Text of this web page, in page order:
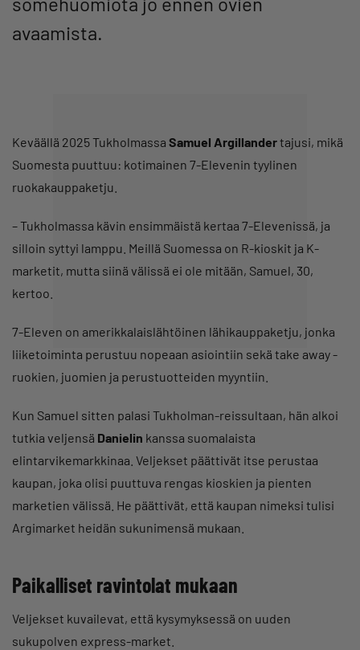
avaamista.
Keväällä 2025 Tukholmassa Samuel Argillandertajusi, mikä
Suomesta puuttuu: kotimainen 7-Elevenin tyylinen
ruokakauppaketju.
– Tukholmassa kävin ensimmäistä kertaa 7-Elevenissä, ja
silloin syttyi lamppu. Meillä Suomessa on R-kioskit ja K-
marketit, mutta siinä välissä ei ole mitään, Samuel, 30,
kertoo.
7-Eleven on amerikkalaislähtöinen lähikauppaketju, jonka
liiketoiminta perustuu nopeaan asiointiin sekä take away -
ruokien, juomien ja perustuotteiden myyntiin.
Kun Samuel sitten palasi Tukholman-reissultaan, hän alkoi
tutkia veljensä Danielin kanssa suomalaista
elintarvikemarkkinaa. Veljekset päättivät itse perustaa
kaupan, joka olisi puuttuva rengas kioskien ja pienten
marketien välissä. He päättivät, että kaupan nimeksi tulisi
Argimarket heidän sukunimensä mukaan.
Paikalliset ravintolat mukaan
Veljekset kuvailevat, että kysymyksessä on uuden
sukupolven express-market.